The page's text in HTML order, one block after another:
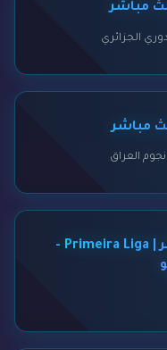
بث مباشر
مباشر
الدوري البرتغالي بث مباشر | Primeira Liga -